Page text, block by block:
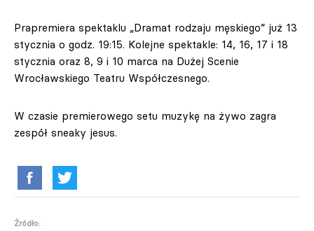
Prapremiera spektaklu „Dramat rodzaju męskiego” już 13
stycznia o godz. 19:15. Kolejne spektakle: 14, 16, 17 i 18
stycznia oraz 8, 9 i 10 marca na Dużej Scenie
Wrocławskiego Teatru Współczesnego.
W czasie premierowego setu muzykę na żywo zagra
zespół sneaky jesus.
Źródło: